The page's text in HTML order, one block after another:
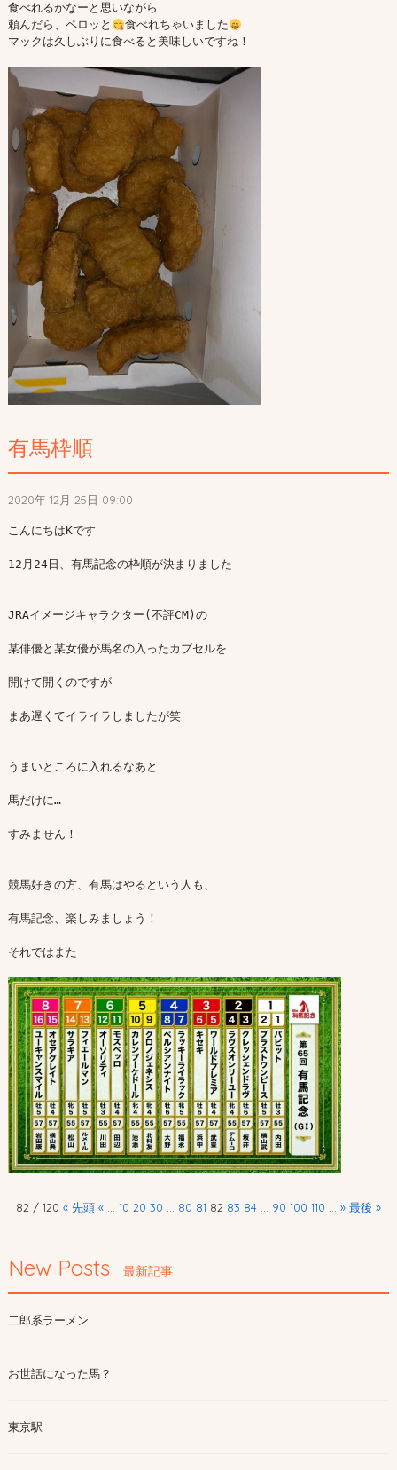
食べれるかなーと思いながら
頼んだら、ペロッと
食べれちゃいました
マックは久しぶりに食べると美味しいですね！
有馬枠順
2020年 12月 25日 09:00
こんにちはKです
12月24日、有馬記念の枠順が決まりました
JRAイメージキャラクター(不評CM)の
某俳優と某女優が馬名の入ったカプセルを
開けて開くのですが
まあ遅くてイライラしましたが笑
うまいところに入れるなあと
馬だけに…
すみません！
競馬好きの方、有馬はやるという人も、
有馬記念、楽しみましょう！
それではまた
82 / 120 « 先頭 « ... 10 20 30 ... 80 81 82 83 84 ... 90 100 110 ... » 最後 »
New Posts 最新記事
二郎系ラーメン
お世話になった馬？
東京駅